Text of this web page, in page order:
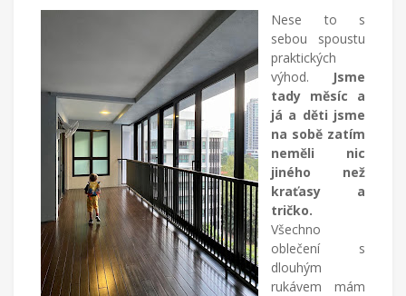
Nese to s
sebou spoustu
praktických
výhod.
Jsme
tady měsíc a
já a děti jsme
na sobě zatím
neměli nic
jiného než
kraťasy a
tričko.
Všechno
oblečení s
dlouhým
rukávem mám